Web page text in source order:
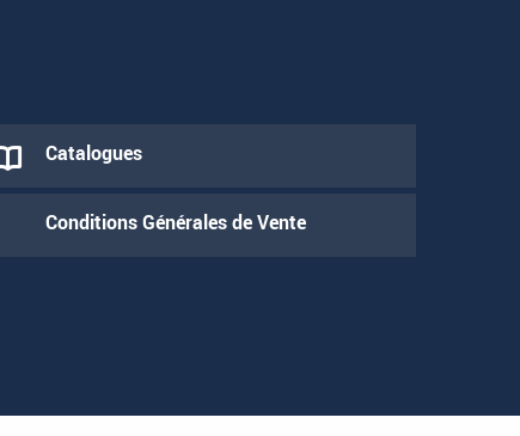
Catalogues
Conditions Générales de Vente